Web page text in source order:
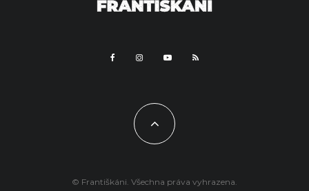
© Františkáni. Všechna práva vyhrazena.